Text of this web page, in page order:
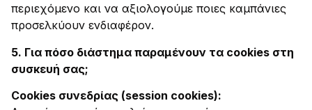
περιεχόμενο και να αξιολογούμε ποιες καμπάνιες
προσελκύουν ενδιαφέρον.
​5. Για πόσο διάστημα παραμένουν τα cookies στη
συσκευή σας;
Cookies συνεδρίας (session cookies):